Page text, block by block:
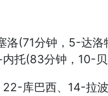
(71分钟，5-达
托(83分钟，10-
库巴西、14-拉